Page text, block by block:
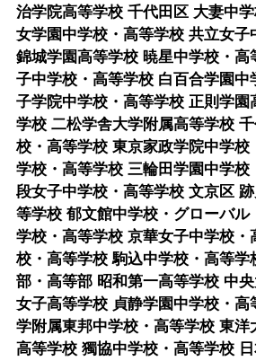
治学院高等学校 千代田区 大妻中
女学園中学校・高等学校 共立女子
錦城学園高等学校 暁星中学校・高
子中学校・高等学校 白百合学園中
子学院中学校・高等学校 正則学園
学校 二松学舎大学附属高等学校
校・高等学校 東京家政学院中学校
学校・高等学校 三輪田学園中学校
段女子中学校・高等学校 文京区
等学校 郁文館中学校・グローバル
学校・高等学校 京華女子中学校・
校・高等学校 駒込中学校・高等学
部・高等部 昭和第一高等学校 中
女子高等学校 貞静学園中学校・高
学附属東邦中学校・高等学校 東洋
高等学校 獨協中学校・高等学校